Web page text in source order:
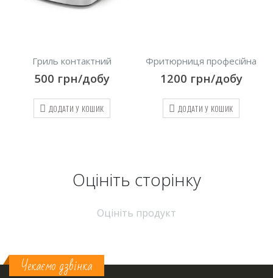
Фритюрниця професійна
1200грн/добу
ДОДАТИ У КОШИК
Апарат для поп-корну
1500грн/добу
ДОДАТИ У КОШИК
Оцініть cторінку
Оцініть продукт
Чекаємо дзвінка